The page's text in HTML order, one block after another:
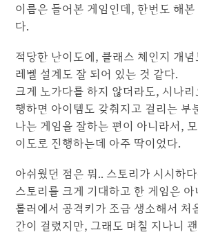
이름은 들어본 게임인데, 한번도 해
다.
적당한 난이도에, 클래스 체인지 개
레벨 설계도 잘 되어 있는 것 같다.
크게 노가다를 하지 않더라도, 시나
행하면 아이템도 갖춰지고 걸리는 부
나는 게임을 잘하는 편이 아니라서,
이도로 진행하는데 아주 딱이었다.
아쉬웠던 점은 뭐.. 스토리가 시시하
스토리를 크게 기대하고 한 게임은
롤러에서 공격키가 조금 생소해서 처
간이 걸렸지만, 그래도 며칠 지나니